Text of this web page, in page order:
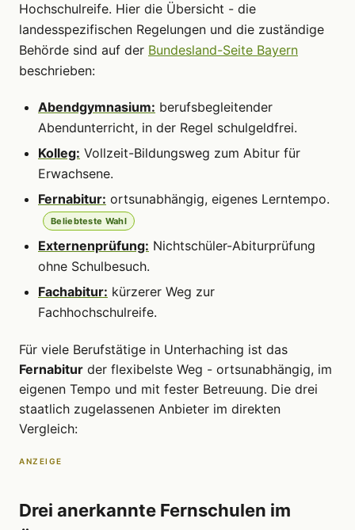
Hochschulreife. Hier die Übersicht - die
landesspezifischen Regelungen und die zuständige
Behörde sind auf der Bundesland-Seite Bayern
beschrieben:
Abendgymnasium: berufsbegleitender
Abendunterricht, in der Regel schulgeldfrei.
Kolleg: Vollzeit-Bildungsweg zum Abitur für
Erwachsene.
Fernabitur: ortsunabhängig, eigenes Lerntempo.
Beliebteste Wahl
Externenprüfung: Nichtschüler-Abiturprüfung
ohne Schulbesuch.
Fachabitur: kürzerer Weg zur
Fachhochschulreife.
Für viele Berufstätige in Unterhaching ist das
Fernabitur der flexibelste Weg - ortsunabhängig, im
eigenen Tempo und mit fester Betreuung. Die drei
staatlich zugelassenen Anbieter im direkten
Vergleich:
ANZEIGE
Drei anerkannte Fernschulen im